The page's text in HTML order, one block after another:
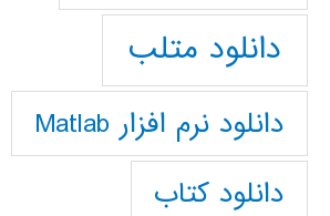
دانلود متلب
دانلود نرم افزار Matlab
دانلود کتاب